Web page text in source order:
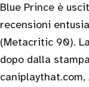
Blue Prince è
recensioni
(Metacritic 90).
dopo dalla
caniplaythat.com,